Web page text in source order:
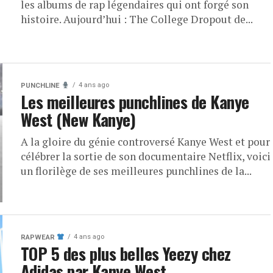
les albums de rap légendaires qui ont forgé son
histoire. Aujourd’hui : The College Dropout de...
PUNCHLINE 4 ans ago
Les meilleures punchlines de Kanye
West (New Kanye)
A la gloire du génie controversé Kanye West et pour
célébrer la sortie de son documentaire Netflix, voici
un florilège de ses meilleures punchlines de la...
RAPWEAR 4 ans ago
TOP 5 des plus belles Yeezy chez